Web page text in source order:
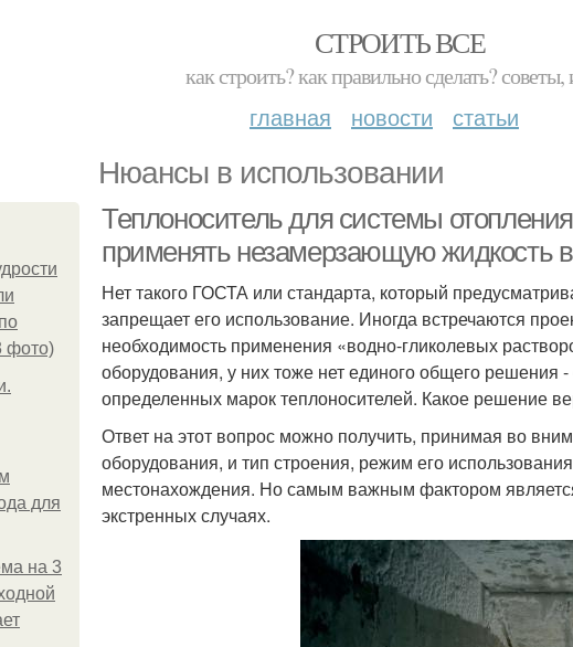
СТРОИТЬ ВСЕ
как строить? как правильно сделать? советы,
главная новости статьи
Нюансы в использовании
фото)
для
на 3
Теплоноситель для системы
применять незамерзающую жидкость в
Нет такого ГОСТА или стандарта, который
запрещает его использование. Иногда встречаются
необходимость применения «водно-гликолевых
оборудования, у них тоже нет единого общего
определенных марок теплоносителей. Какое решение
Ответ на этот вопрос можно получить, принимая во
оборудования, и тип строения, режим его
местонахождения. Но самым важным фактором
экстренных случаях.